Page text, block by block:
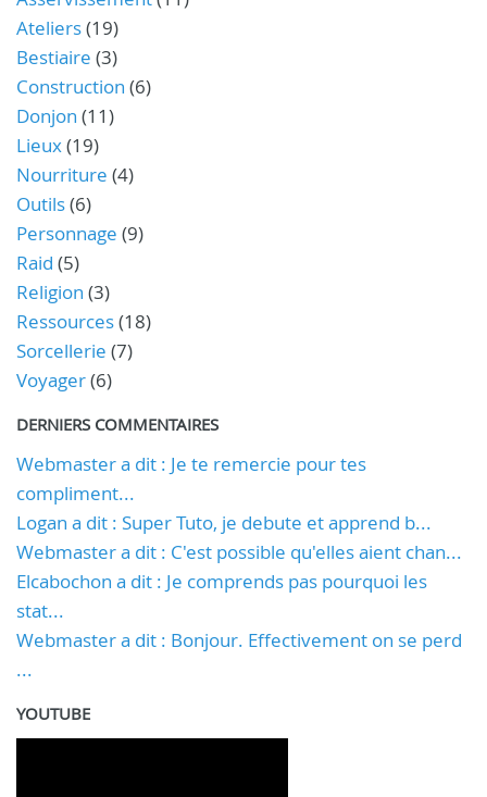
Ateliers(19)
Bestiaire (3)
Construction (6)
Donjon (11)
Lieux(19)
Nourriture (4)
Outils(6)
Personnage (9)
Raid (5)
Religion (3)
Ressources(18)
Sorcellerie (7)
Voyager(6)
DERNIERS COMMENTAIRES
Webmaster a dit : Je te remercie pour tes
compliment...
Logan a dit : Super Tuto, je debute et apprend b...
Webmaster a dit : C'est possible qu'elles aient chan...
Elcabochon a dit : Je comprends pas pourquoi les
stat...
Webmaster a dit : Bonjour. Effectivement on se perd
...
YOUTUBE